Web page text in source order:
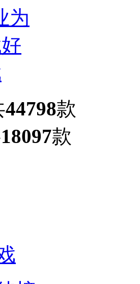
44798款
18097款